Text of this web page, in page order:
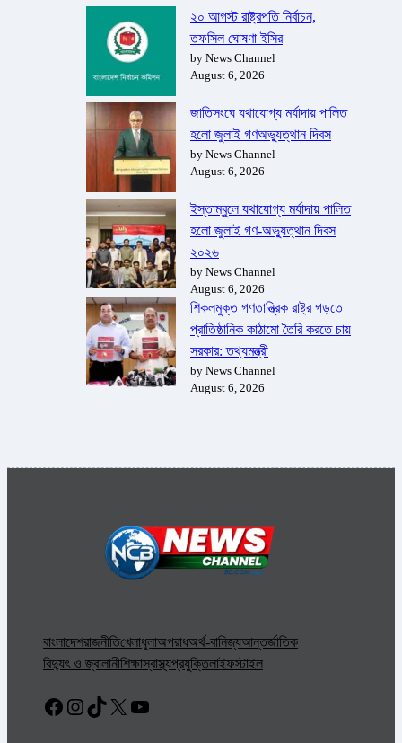
২০ আগস্ট রাষ্ট্রপতি নির্বাচন,
তফসিল ঘোষণা ইসির
by News Channel
August 6, 2026
জাতিসংঘে যথাযোগ্য মর্যাদায় পালিত
হলো জুলাই গণঅভ্যুত্থান দিবস
by News Channel
August 6, 2026
ইস্তাম্বুলে যথাযোগ্য মর্যাদায় পালিত
হলো জুলাই গণ-অভ্যুত্থান দিবস
২০২৬
by News Channel
August 6, 2026
শিকলমুক্ত গণতান্ত্রিক রাষ্ট্র গড়তে
প্রাতিষ্ঠানিক কাঠামো তৈরি করতে চায়
সরকার: তথ্যমন্ত্রী
by News Channel
August 6, 2026
বাংলাদেশরাজনীতিখেলাধুলাঅপরাধঅর্থ-বানিজ্যআন্তর্জাতিক
বিদ্যুৎ ও জ্বালানীশিক্ষাস্বাস্থ্যপ্রযুক্তিলাইফস্টাইল
Facebook
Instagram
TikTok
X YouTube